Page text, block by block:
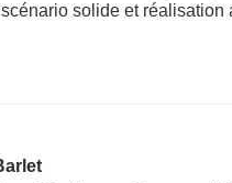
solide et réalisation